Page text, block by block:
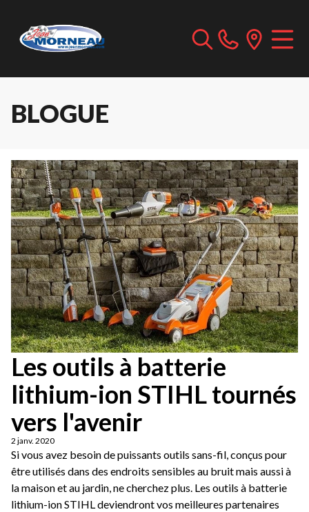
BLOGUE
Les outils à batterie
lithium-ion STIHL tournés
vers l'avenir
2 janv. 2020
Si vous avez besoin de puissants outils sans-fil, conçus pour
être utilisés dans des endroits sensibles au bruit mais aussi à
la maison et au jardin, ne cherchez plus. Les outils à batterie
lithium-ion STIHL deviendront vos meilleures partenaires